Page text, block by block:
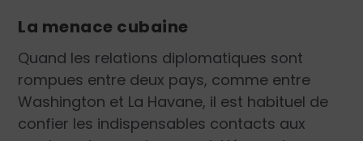
La menace cubaine
Quand les relations diplomatiques sont
rompues entre deux pays, comme entre
Washington et La Havane, il est habituel de
confier les indispensables contacts aux